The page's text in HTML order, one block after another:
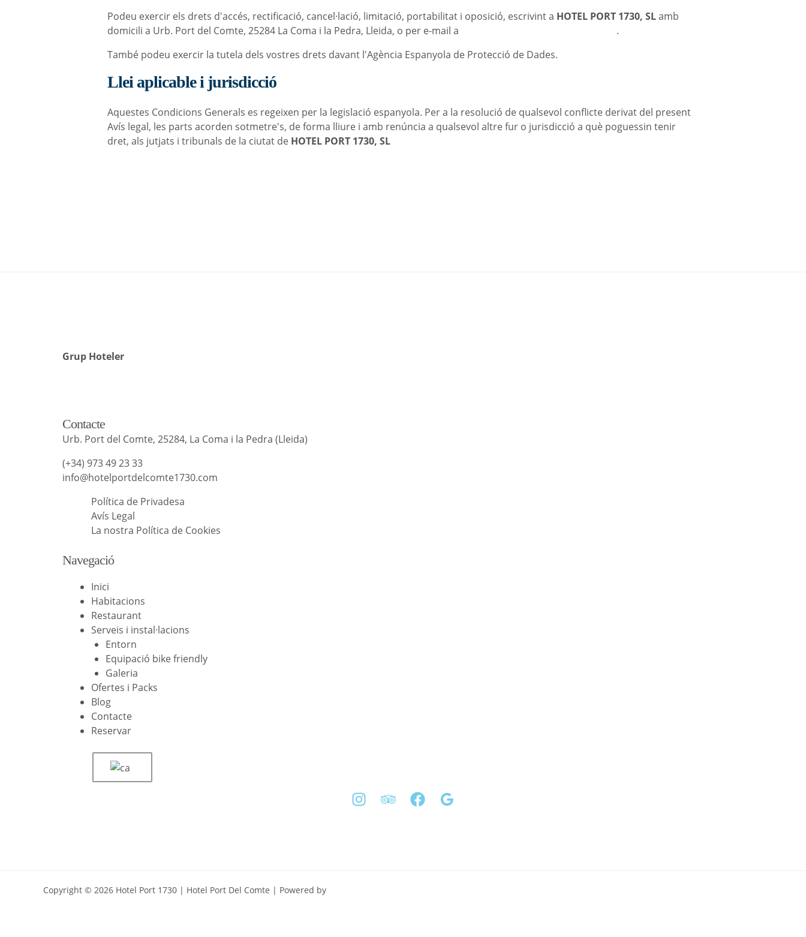
Podeu exercir els drets d'accés, rectificació, cancel·lació, limitació, portabilitat i oposició, escrivint a HOTEL PORT 1730, SLamb
domicili a Urb. Port del Comte, 25284 La Coma i la Pedra, Lleida, o per e-mail a
.
També podeu exercir la tutela dels vostres drets davant l'Agència Espanyola de Protecció de Dades.
Llei aplicable i jurisdicció
Aquestes Condicions Generals es regeixen per la legislació espanyola. Per a la resolució de qualsevol conflicte derivat del present
Avís legal, les parts acorden sotmetre's, de forma lliure i amb renúncia a qualsevol altre fur o jurisdicció a què poguessin tenir
dret, als jutjats i tribunals de la ciutat de HOTEL PORT 1730, SL
Grup Hoteler
Contacte
Urb. Port del Comte, 25284, La Coma i la Pedra (Lleida)
(+34) 973 49 23 33
info@hotelportdelcomte1730.com
Política de Privadesa
Avís Legal
La nostra Política de Cookies
Navegació
Inici
Habitacions
Restaurant
Serveis i instal·lacions
Entorn
Equipació bike friendly
Galeria
Ofertes i Packs
Blog
Contacte
Reservar
Copyright © 2026 Hotel Port 1730 | Hotel Port Del Comte | Powered by